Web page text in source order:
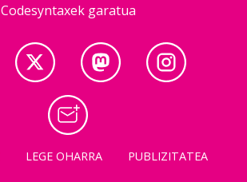
Codesyntaxek garatua
LEGE OHARRA
PUBLIZITATEA